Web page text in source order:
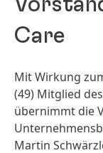
Care
Mit Wirkung
(49) Mitglied
übernimmt die
Martin